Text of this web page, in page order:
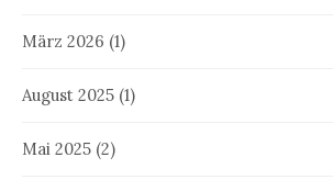
März 2026 (1)
August 2025 (1)
Mai 2025 (2)